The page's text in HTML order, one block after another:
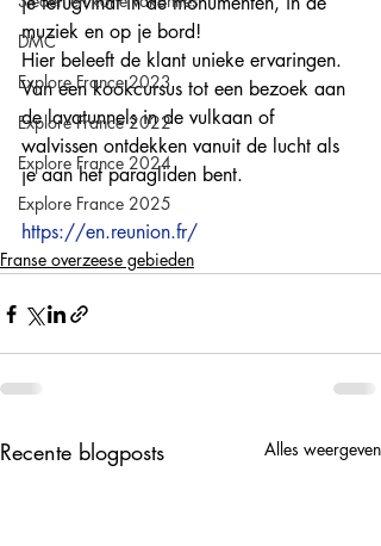
DMC
Explore France 2023
Explore France 2022
Explore France 2024
Explore France 2025
muziek en op je bord!
Hier beleeft de klant unieke ervaringen.
Van een kookcursus tot een bezoek aan
de lavatunnels in de vulkaan of
walvissen ontdekken vanuit de lucht als
je aan het paragliden bent.
https://en.reunion.fr/
Franse overzeese gebieden
Recente blogposts Alles weergeven